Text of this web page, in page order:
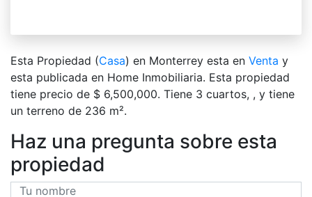
Esta Propiedad (Casa) en Monterrey esta en Venta y
esta publicada en Home Inmobiliaria. Esta propiedad
tiene precio de $ 6,500,000. Tiene 3 сuartos, , y tiene
un terreno de 236 m².
Haz una pregunta sobre esta
propiedad